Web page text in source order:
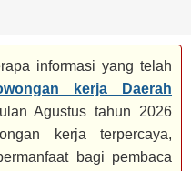
informasi yang telah
kerja Daerah
Agustus tahun 2026
kerja terpercaya,
bagi pembaca